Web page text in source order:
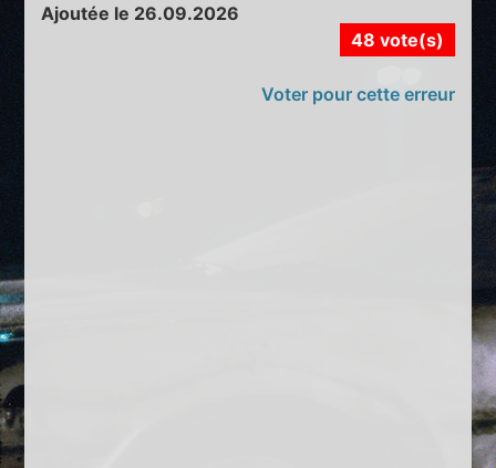
Ajoutée le 26.09.2026
48 vote(s)
Voter pour cette erreur